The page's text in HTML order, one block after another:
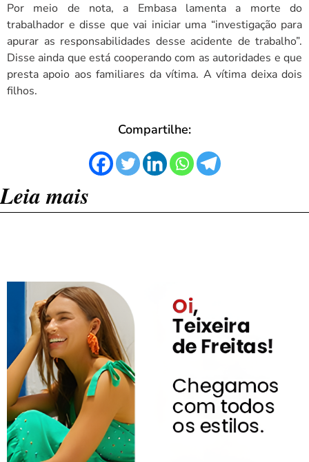
Por meio de nota, a Embasa lamenta a morte do
trabalhador e disse que vai iniciar uma “investigação para
apurar as responsabilidades desse acidente de trabalho”.
Disse ainda que está cooperando com as autoridades e que
presta apoio aos familiares da vítima. A vítima deixa dois
filhos.
Compartilhe:
Leia mais